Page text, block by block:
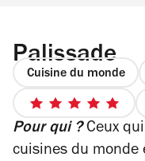
Palissade
Cuisine du monde
5
sur
5
Pour qui ?Ceux
cuisines du monde